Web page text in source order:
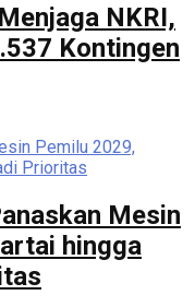
NKRI,
Kontingen
Mesin
hingga